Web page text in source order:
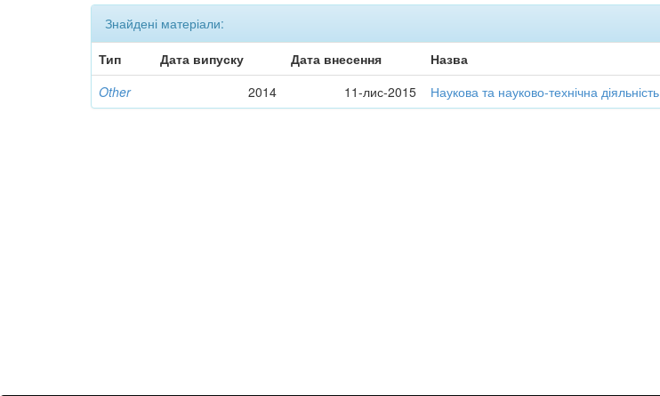
Знайдені матеріали:
Тип
Дата випуску Дата внесення Назва
Other
2014 11-лис-2015 Наукова та науково-технічна діяльність